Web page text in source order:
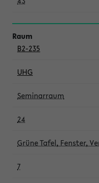
B2-235
UHG
Seminarraum
24
Grüne Tafel, Fenster,
7